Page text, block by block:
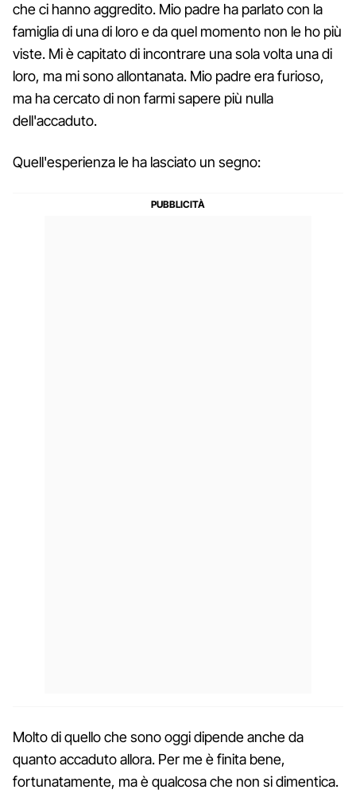
che ci hanno aggredito. Mio padre ha parlato con la
famiglia di una di loro e da quel momento non le ho più
viste. Mi è capitato di incontrare una sola volta una di
loro, ma mi sono allontanata. Mio padre era furioso,
ma ha cercato di non farmi sapere più nulla
dell'accaduto.
Quell'esperienza le ha lasciato un segno:
Molto di quello che sono oggi dipende anche da
quanto accaduto allora. Per me è finita bene,
fortunatamente, ma è qualcosa che non si dimentica.